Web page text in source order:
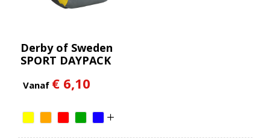
Derby of Sweden
SPORT DAYPACK
Vanaf € 6,10